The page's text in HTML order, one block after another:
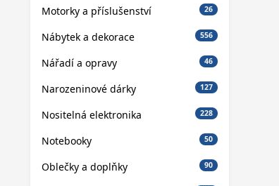
Motorky a příslušenství 26
Nábytek a dekorace 556
Nářadí a opravy 46
Narozeninové dárky 127
Nositelná elektronika 228
Notebooky 50
Oblečky a doplňky 90